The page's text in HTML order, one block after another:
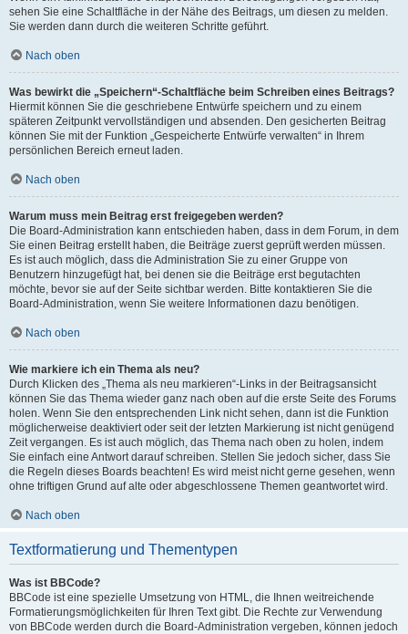
sehen Sie eine Schaltfläche in der Nähe des Beitrags, um diesen zu melden.
Sie werden dann durch die weiteren Schritte geführt.
Nach oben
Was bewirkt die „Speichern“-Schaltfläche beim Schreiben eines Beitrags?
Hiermit können Sie die geschriebene Entwürfe speichern und zu einem
späteren Zeitpunkt vervollständigen und absenden. Den gesicherten Beitrag
können Sie mit der Funktion „Gespeicherte Entwürfe verwalten“ in Ihrem
persönlichen Bereich erneut laden.
Nach oben
Warum muss mein Beitrag erst freigegeben werden?
Die Board-Administration kann entschieden haben, dass in dem Forum, in dem
Sie einen Beitrag erstellt haben, die Beiträge zuerst geprüft werden müssen.
Es ist auch möglich, dass die Administration Sie zu einer Gruppe von
Benutzern hinzugefügt hat, bei denen sie die Beiträge erst begutachten
möchte, bevor sie auf der Seite sichtbar werden. Bitte kontaktieren Sie die
Board-Administration, wenn Sie weitere Informationen dazu benötigen.
Nach oben
Wie markiere ich ein Thema als neu?
Durch Klicken des „Thema als neu markieren“-Links in der Beitragsansicht
können Sie das Thema wieder ganz nach oben auf die erste Seite des Forums
holen. Wenn Sie den entsprechenden Link nicht sehen, dann ist die Funktion
möglicherweise deaktiviert oder seit der letzten Markierung ist nicht genügend
Zeit vergangen. Es ist auch möglich, das Thema nach oben zu holen, indem
Sie einfach eine Antwort darauf schreiben. Stellen Sie jedoch sicher, dass Sie
die Regeln dieses Boards beachten! Es wird meist nicht gerne gesehen, wenn
ohne triftigen Grund auf alte oder abgeschlossene Themen geantwortet wird.
Nach oben
Textformatierung und Thementypen
Was ist BBCode?
BBCode ist eine spezielle Umsetzung von HTML, die Ihnen weitreichende
Formatierungsmöglichkeiten für Ihren Text gibt. Die Rechte zur Verwendung
von BBCode werden durch die Board-Administration vergeben, können jedoch